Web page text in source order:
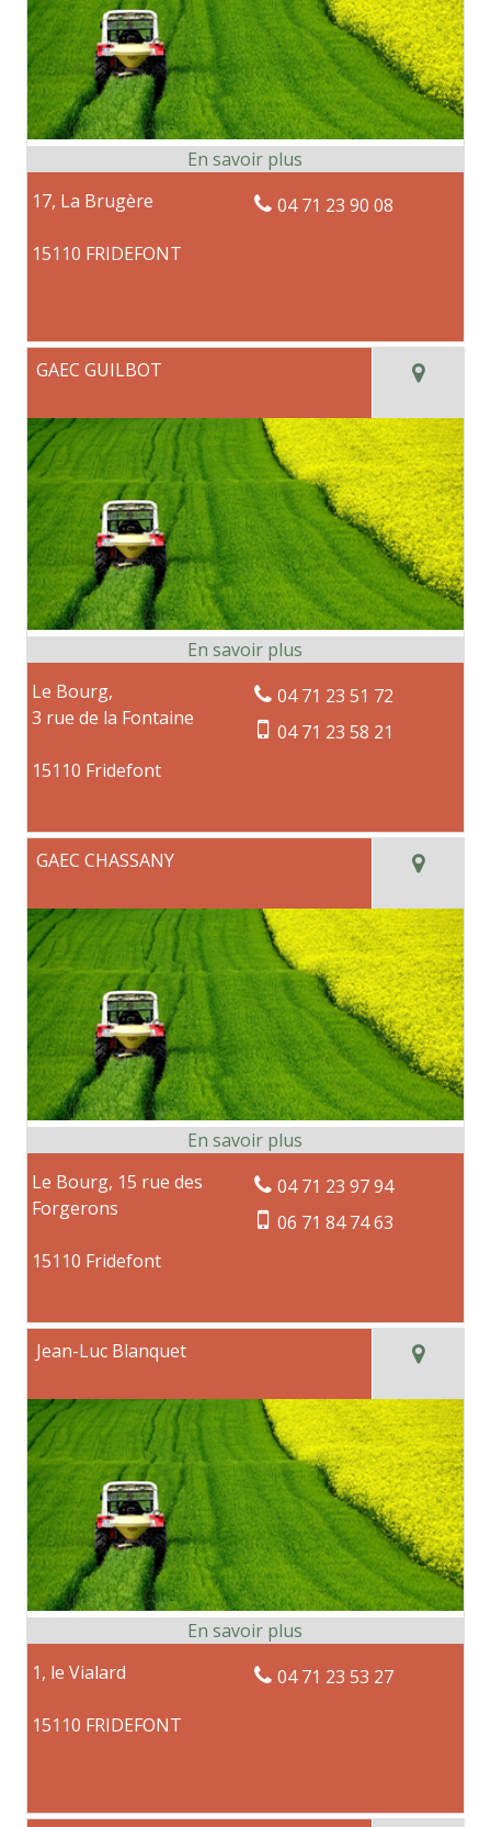
17, La Brugère
15110 FRIDEFONT
04 71 23 90 08
GAEC GUILBOT
Le Bourg,
3 rue de la Fontaine
15110 Fridefont
04 71 23 51 72
04 71 23 58 21
GAEC CHASSANY
Le Bourg, 15 rue des
Forgerons
15110 Fridefont
04 71 23 97 94
06 71 84 74 63
Jean-Luc Blanquet
1, le Vialard
15110 FRIDEFONT
04 71 23 53 27